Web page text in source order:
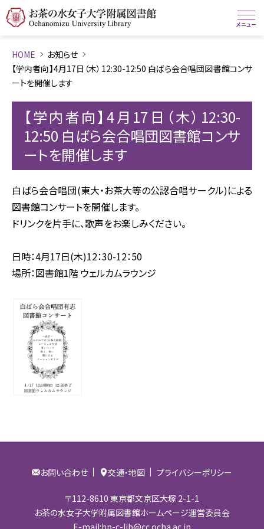
HOME
お知らせ
【学内者向】4月17日（木）12:30-12:50 白ばら会合唱団図書館コンサ
ートを開催します
【学内者向】4月17日（木）12:30-
12:50 白ばら会合唱団図書館コンサ
ートを開催します
白ばら会合唱団(東大・お茶大等の公認合唱サークル)による
図書館コンサートを開催します。
ドリンクを片手に、歌声をお楽しみください。
日時：4月17日(木)12：30-12：50
場所：図書館1階 ウェルカムラウンジ
お問い合わせ 交通・地図 プライバシーポリシー
〒112-8610 東京都文京区大塚 2-1-1
お茶の水女子大学附属図書館ホームページ運営委員会
E-mail:hp-c-lib@cc.ocha.ac.jp